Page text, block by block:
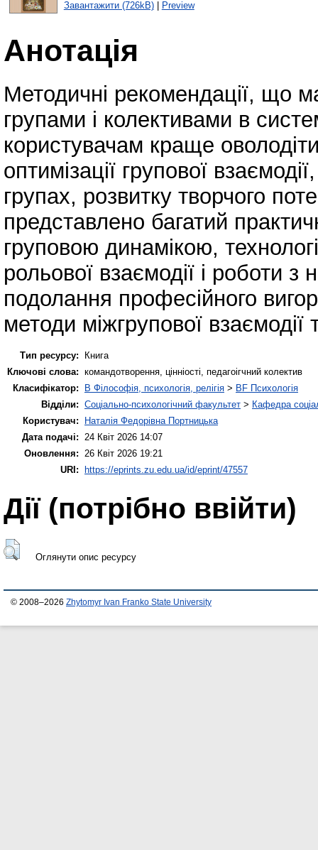
Завантажити (726kB)| Preview
Анотація
Методичні рекомендації, що
групами і колективами в
користувачам краще
оптимізації групової
групах, розвитку творчого
представлено багатий
груповою динамікою,
рольової взаємодії і роботи
подолання професійного
методи міжгрупової
Тип ресурсу:
Книга
Ключові слова: командотворення, цінніості, педагоігчний колектив
Класифікатор:
B Філософія, психологія, релігія > BF Психологія
Відділи: Соціально-психологічний факультет > Кафедра
Користувач:
Наталія Федорівна Портницька
Дата подачі:
24 Квіт 2026 14:07
Оновлення:
26 Квіт 2026 19:21
URI: https://eprints.zu.edu.ua/id/eprint/47557
Дії ​​(потрібно ввійти)
Оглянути опис ресурсу
© 2008–2026 Zhytomyr Ivan Franko State University